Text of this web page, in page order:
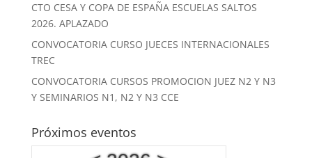
CTO CESA Y COPA DE ESPAÑA ESCUELAS SALTOS
2026. APLAZADO
CONVOCATORIA CURSO JUECES INTERNACIONALES
TREC
CONVOCATORIA CURSOS PROMOCION JUEZ N2 Y N3
Y SEMINARIOS N1, N2 Y N3 CCE
Próximos eventos